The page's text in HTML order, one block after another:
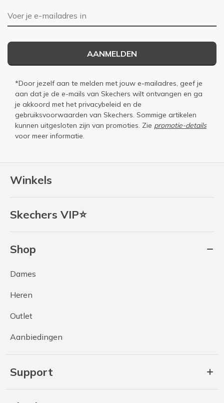
Winkels
Skechers VIP⭐
Shop
Dames
Heren
Outlet
Aanbiedingen
Support
E-mailadres
AANMELDEN
*Door jezelf aan te melden met jouw e-mailadres, geef je
aan dat je de e-mails van Skechers wilt ontvangen en ga
je akkoord met het privacybeleid en de
gebruiksvoorwaarden van Skechers. Sommige artikelen
kunnen uitgesloten zijn van promoties. Zie promotie-details
voor meer informatie.